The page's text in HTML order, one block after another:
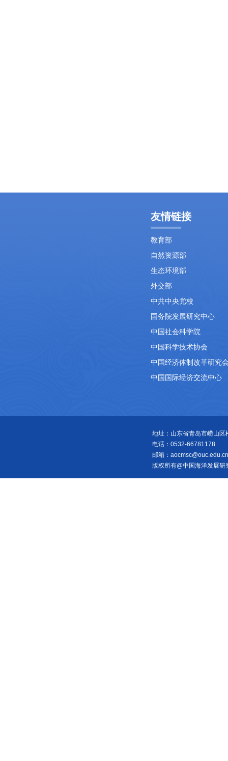
友情链接
教育部
自然资源部
生态环境部
外交部
中共中央党校
国务院发展研究中心
中国社会科学院
中国科学技术协会
中国经济体制改革研究
中国国际经济交流中心
地址：山东省青岛市崂山
电话：0532-66781178
邮箱：aocmsc@ouc.edu.cn
版权所有@中国海洋发展研